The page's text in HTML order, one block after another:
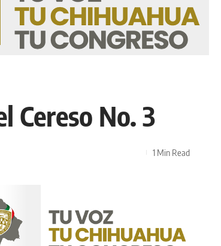
Cereso No. 3
1 Min Read